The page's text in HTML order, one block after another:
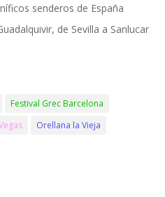
senderos de España
de Sevilla a Sanlucar
Festival Grec Barcelona
Orellana la Vieja